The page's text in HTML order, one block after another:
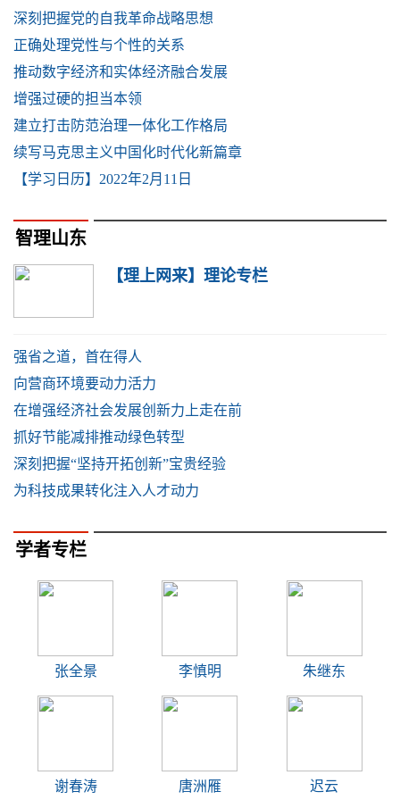
深刻把握党的自我革命战略思想
正确处理党性与个性的关系
推动数字经济和实体经济融合发展
增强过硬的担当本领
建立打击防范治理一体化工作格局
续写马克思主义中国化时代化新篇章
【学习日历】2022年2月11日
智理山东
【理上网来】理论专栏
强省之道，首在得人
向营商环境要动力活力
在增强经济社会发展创新力上走在前
抓好节能减排推动绿色转型
深刻把握“坚持开拓创新”宝贵经验
为科技成果转化注入人才动力
学者专栏
张全景 李慎明 朱继东
谢春涛 唐洲雁 迟云